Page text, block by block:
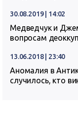
30.08.2019 | 14:02
Медведчук и
вопросам
13.06.2018 | 23:40
Аномалия в
случилось, кто